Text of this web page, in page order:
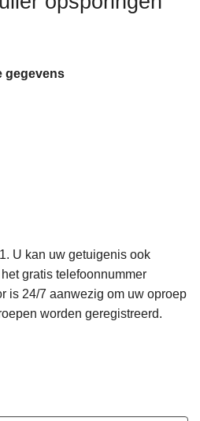
gegevens
U kan uw getuigenis ook
gratis telefoonnummer
is 24/7 aanwezig om uw oproep
worden geregistreerd.